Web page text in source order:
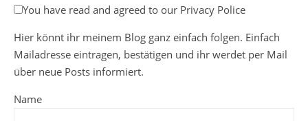
You have read and agreed to our Privacy Police
Hier könnt ihr meinem Blog ganz einfach folgen. Einfach
Mailadresse eintragen, bestätigen und ihr werdet per Mail
über neue Posts informiert.
Name